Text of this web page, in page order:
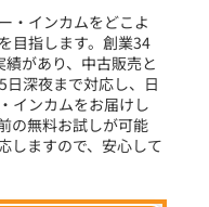
ト
・インカムをどこよ
目指します。創業34
があり、中古販売と
深夜まで対応し、日
インカムをお届けし
の無料お試しが可能
しますので、安心して